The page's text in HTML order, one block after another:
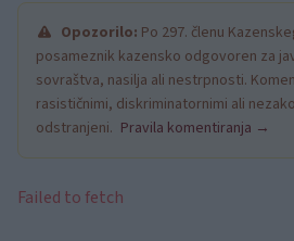
Opozorilo: Po 297. členu
posameznik kazensko odgovoren za
sovraštva, nasilja ali nestrpnosti.
rasističnimi, diskriminatornimi ali
odstranjeni. Pravila komentiranja →
Failed to fetch